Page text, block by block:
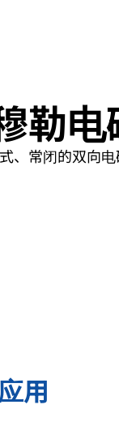
勒
、常闭的双向
用